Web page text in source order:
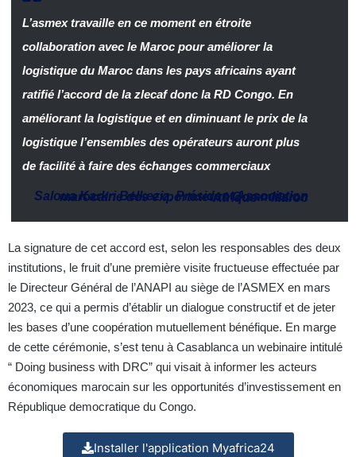
L’asmex travaille en ce moment en étroite
collaboration avec le Maroc pour améliorer la
logistique du Maroc dans les pays africains ayant
ratifié l’accord de la zlecaf donc la RD Congo. En
améliorant la logistique et en diminuant le prix de la
logistique l’ensembles des opérateurs auront plus
de facilité à faire des échanges commerciaux
Saloua Karkri Belkeziz, Président Association marocaine des exportateurs Commission Afrique–Maroc
La signature de cet accord est, selon les responsables des deux
institutions, le fruit d’une première visite fructueuse effectuée par
le Directeur Général de l’ANAPI au siège de l’ASMEX en mars
2023, ce qui a permis d’établir un dialogue constructif et de jeter
les bases d’une coopération mutuellement bénéfique. En marge
de cette cérémonie, s’est tenu à Casablanca un webinaire intitulé
“ Doing business with DRC” qui visait à informer les acteurs
économiques marocain sur les opportunités d’investissement en
République democratique du Congo.
Installer l'application Myafrica24